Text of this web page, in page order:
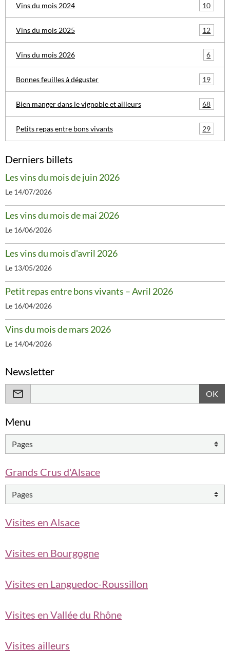
Vins du mois 2024 10
Vins du mois 2025 12
Vins du mois 2026 6
Bonnes feuilles à déguster 19
Bien manger dans le vignoble et ailleurs 68
Petits repas entre bons vivants 29
Derniers billets
Les vins du mois de juin 2026
Le 14/07/2026
Les vins du mois de mai 2026
Le 16/06/2026
Les vins du mois d'avril 2026
Le 13/05/2026
Petit repas entre bons vivants – Avril 2026
Le 16/04/2026
Vins du mois de mars 2026
Le 14/04/2026
Newsletter
OK
Menu
Grands Crus d'Alsace
Visites en Alsace
Visites en Bourgogne
Visites en Languedoc-Roussillon
Visites en Vallée du Rhône
Visites ailleurs